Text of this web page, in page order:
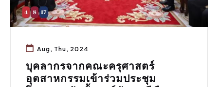
Aug, Thu, 2024
บุคลากรจากคณะครุศาสตร์
อุตสาหกรรมเข้าร่วมประชุม